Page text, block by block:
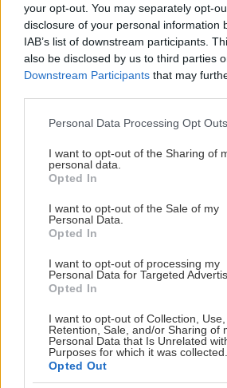
your opt-out. You may separately opt-
disclosure of your personal information
IAB’s list of downstream participants.
also be disclosed by us to third parties
Downstream Participants that may
Please note that this website/app uses
not limited to your visit or usage
grant or deny consent to Google and its
use your data for below specified
consent section.
Personal Data Processing Opt Outs
I want to opt-out of the Sharing of
personal data.
Opted In
I want to opt-out of the Sale of my
Personal Data.
Opted In
I want to opt-out of processing my
Personal Data for Targeted
Opted In
I want to opt-out of Collection, Use,
Retention, Sale, and/or Sharing of
Personal Data that Is Unrelated
Purposes for which it was collected.
Opted Out
Η Ντόνια είναι μια νεαρή
που ζει στο ληθαργικό Φρίμοντ
και βγάζει τα προς το ζειν